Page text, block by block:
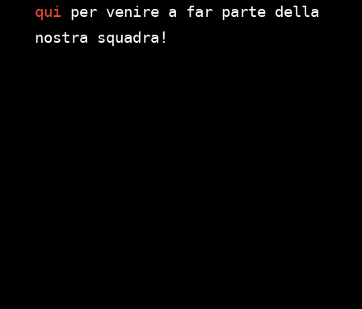
qui per venire a far parte della
nostra squadra!